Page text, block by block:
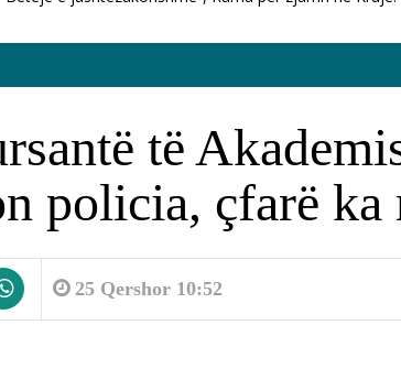
të
policia, çfarë ka
25 Qershor 10:52